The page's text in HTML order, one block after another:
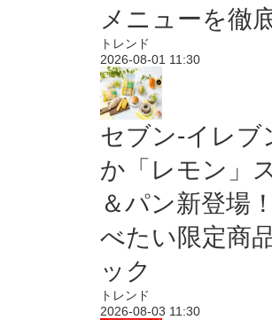
メニューを徹
トレンド
2026-08-01 11:30
セブン‐イレブ
か「レモン」
＆パン新登場
べたい限定商
ック
トレンド
2026-08-03 11:30